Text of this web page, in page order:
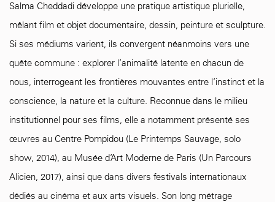
Salma Cheddadi développe une pratique artistique plurielle,
mêlant film et objet documentaire, dessin, peinture et sculpture.
Si ses médiums varient, ils convergent néanmoins vers une
quête commune : explorer l’animalité latente en chacun de
nous, interrogeant les frontières mouvantes entre l’instinct et la
conscience, la nature et la culture. Reconnue dans le milieu
institutionnel pour ses films, elle a notamment présenté ses
œuvres au Centre Pompidou (Le Printemps Sauvage, solo
show, 2014), au Musée d’Art Moderne de Paris (Un Parcours
Alicien, 2017), ainsi que dans divers festivals internationaux
dédiés au cinéma et aux arts visuels. Son long métrage